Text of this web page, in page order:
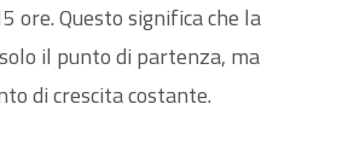
ore. Questo significa che la
il punto di partenza, ma
di crescita costante.